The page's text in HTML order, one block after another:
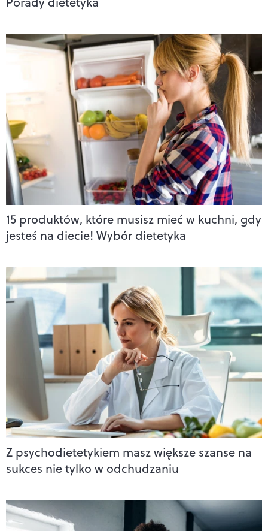
15 produktów, które musisz mieć w kuchni, gdy
jesteś na diecie! Wybór dietetyka
Z psychodietetykiem masz większe szanse na
sukces nie tylko w odchudzaniu